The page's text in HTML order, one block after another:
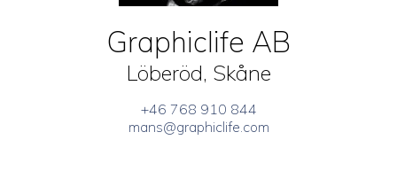
Graphiclife AB
Löberöd, Skåne
+46 768 910 844
mans@graphiclife.com